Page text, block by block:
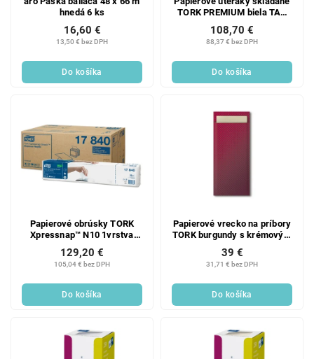
hnedá 6 ks
13,50 € bez DPH
16,60 €
Do košíka
TORK PREMIUM biela TAD
H3 - 1krt
88,37 € bez DPH
108,70 €
Do košíka
Papierové obrúsky TORK
Xpressnap™ N10 1vrstva
21,6x21,6 biele - 1krt
105,04 € bez DPH
129,20 €
Do košíka
Papierové vrecko na príbory
TORK burgundy s krémovým
obrúskom - 100ks
31,71 € bez DPH
39 €
Do košíka